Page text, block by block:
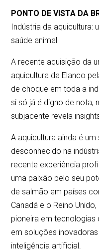
PONTO DE VISTA DA
Indústria da aquicultura:
saúde animal
A recente aquisição da
aquicultura da Elanco
de choque em toda a
si só já é digno de nota,
subjacente revela
A aquicultura ainda é
desconhecido na
recente experiência
uma paixão pelo seu
de salmão em países
Canadá e o Reino
pioneira em tecnologias
em soluções
inteligência artificial.